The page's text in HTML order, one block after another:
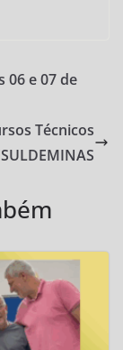
06 e 07 de
Técnicos